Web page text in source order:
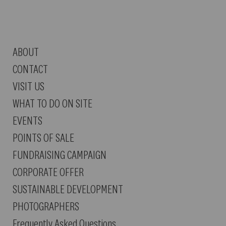
ABOUT
CONTACT
VISIT US
WHAT TO DO ON SITE
EVENTS
POINTS OF SALE
FUNDRAISING CAMPAIGN
CORPORATE OFFER
SUSTAINABLE DEVELOPMENT
PHOTOGRAPHERS